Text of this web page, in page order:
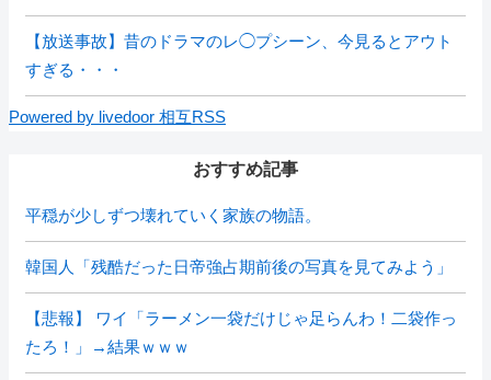
【放送事故】昔のドラマのレ◯プシーン、今見るとアウト
すぎる・・・
Powered by livedoor 相互RSS
おすすめ記事
平穏が少しずつ壊れていく家族の物語。
韓国人「残酷だった日帝強占期前後の写真を見てみよう」
【悲報】 ワイ「ラーメン一袋だけじゃ足らんわ！二袋作っ
たろ！」→結果ｗｗｗ